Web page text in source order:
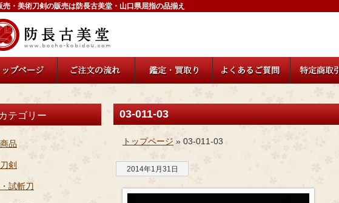
売・美術刀剣の販売は防長古美堂・山口県屈指の品揃え
テゴリー
品
剣
試斬刀
03-011-03
トップページ » 03-011-03
2014年1月31日